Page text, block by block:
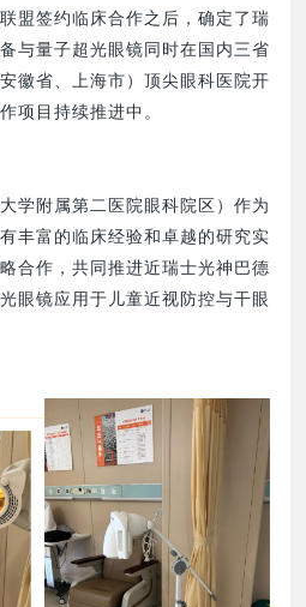
盟签约临床合作之后，确定了瑞
与量子超光眼镜同时在国内三省
徽省、上海市）顶尖眼科医院开
项目持续推进中。
学附属第二医院眼科院区）作为
丰富的临床经验和卓越的研究实
合作，共同推进近瑞士光神巴德
眼镜应用于儿童近视防控与干眼